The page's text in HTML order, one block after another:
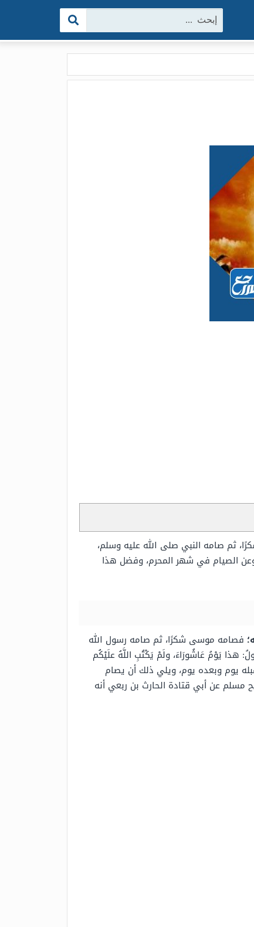
البحث:
ثم صامه النبي صلى الله عليه وسلم،
الصيام في شهر المحرم، وفضل هذا
فصامه موسى شكرًا، ثم صامه رسول الله
يَوْمُ عَاشُورَاءَ، ولَمْ يَكْتُبِ اللَّهُ علَيْكُم
يوم وبعده يوم، ويلي ذلك أن يصام
مسلم عن أبي قتادة الحارث بن ربعي أنه